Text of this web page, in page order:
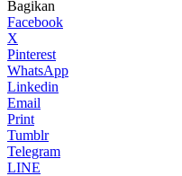
Bagikan
Facebook
X
Pinterest
WhatsApp
Linkedin
Email
Print
Tumblr
Telegram
LINE